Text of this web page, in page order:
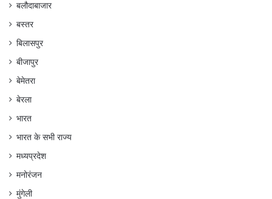
बलौदाबाजार
बस्तर
बिलासपुर
बीजापुर
बेमेतरा
बेरला
भारत
भारत के सभी राज्य
मध्यप्रदेश
मनोरंजन
मुंगेली